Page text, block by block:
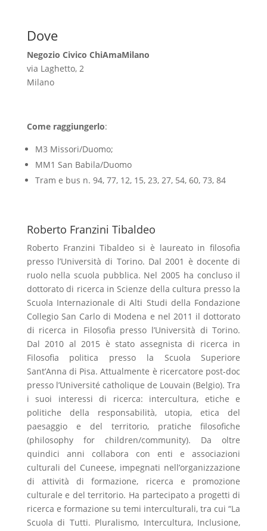
Dove
Negozio Civico ChiAmaMilano
via Laghetto, 2
Milano
Come raggiungerlo:
M3 Missori/Duomo;
MM1 San Babila/Duomo
Tram e bus n. 94, 77, 12, 15, 23, 27, 54, 60, 73, 84
Roberto Franzini Tibaldeo
Roberto Franzini Tibaldeo si è laureato in filosofia
presso l’Università di Torino. Dal 2001 è docente di
ruolo nella scuola pubblica. Nel 2005 ha concluso il
dottorato di ricerca in Scienze della cultura presso la
Scuola Internazionale di Alti Studi della Fondazione
Collegio San Carlo di Modena e nel 2011 il dottorato
di ricerca in Filosofia presso l’Università di Torino.
Dal 2010 al 2015 è stato assegnista di ricerca in
Filosofia politica presso la Scuola Superiore
Sant’Anna di Pisa. Attualmente è ricercatore post-doc
presso l’Université catholique de Louvain (Belgio). Tra
i suoi interessi di ricerca: intercultura, etiche e
politiche della responsabilità, utopia, etica del
paesaggio e del territorio, pratiche filosofiche
(philosophy for children/community). Da oltre
quindici anni collabora con enti e associazioni
culturali del Cuneese, impegnati nell’organizzazione
di attività di formazione, ricerca e promozione
culturale e del territorio. Ha partecipato a progetti di
ricerca e formazione su temi interculturali, tra cui “La
Scuola di Tutti. Pluralismo, Intercultura, Inclusione,